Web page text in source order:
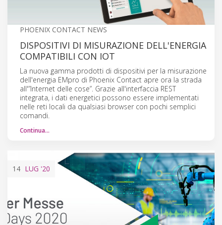
PHOENIX CONTACT NEWS
DISPOSITIVI DI MISURAZIONE DELL'ENERGIA
COMPATIBILI CON IOT
La nuova gamma prodotti di dispositivi per la misurazione
dell'energia EMpro di Phoenix Contact apre ora la strada
all'”Internet delle cose”. Grazie all'interfaccia REST
integrata, i dati energetici possono essere implementati
nelle reti locali da qualsiasi browser con pochi semplici
comandi.
Continua…
14 LUG '20